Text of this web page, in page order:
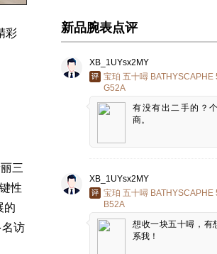
彩
三
性
的
名访
新品腕表点评
XB_1UYsx2MY
宝珀 五十噚
G52A
有没有出二手的？
商。
XB_1UYsx2MY
宝珀 五十噚 BATHYSCAPHE
B52A
想收一块五十噚，有
系我！